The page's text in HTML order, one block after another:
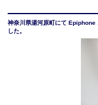
神奈川県湯河原町にて
した。